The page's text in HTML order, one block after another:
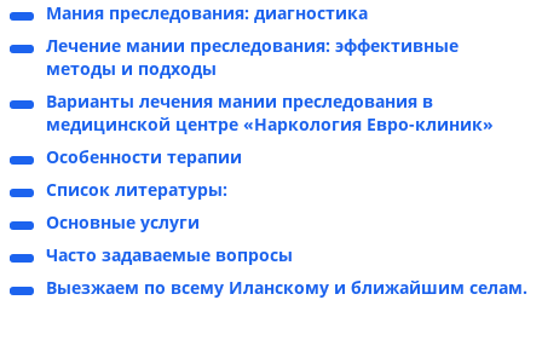
Мания преследования: диагностика
Лечение мании преследования: эффективные
методы и подходы
Варианты лечения мании преследования в
медицинской центре «Наркология Евро-клиник»
Особенности терапии
Список литературы:
Основные услуги
Часто задаваемые вопросы
Выезжаем по всему Иланскому и ближайшим селам.